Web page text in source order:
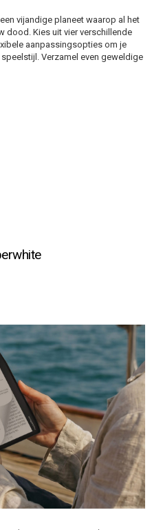
vijandige planeet waarop al het
dood. Kies uit vier verschillende
aanpassingsopties om je
Verzamel even geweldige